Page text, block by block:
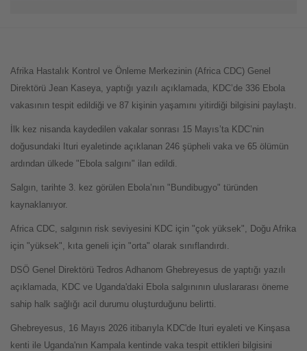
Afrika Hastalık Kontrol ve Önleme Merkezinin (Africa CDC) Genel
Direktörü Jean Kaseya, yaptığı yazılı açıklamada, KDC’de 336 Ebola
vakasının tespit edildiği ve 87 kişinin yaşamını yitirdiği bilgisini paylaştı.
İlk kez nisanda kaydedilen vakalar sonrası 15 Mayıs’ta KDC’nin
doğusundaki Ituri eyaletinde açıklanan 246 şüpheli vaka ve 65 ölümün
ardından ülkede "Ebola salgını" ilan edildi.
Salgın, tarihte 3. kez görülen Ebola’nın "Bundibugyo" türünden
kaynaklanıyor.
Africa CDC, salgının risk seviyesini KDC için "çok yüksek", Doğu Afrika
için "yüksek", kıta geneli için "orta" olarak sınıflandırdı.
DSÖ Genel Direktörü Tedros Adhanom Ghebreyesus de yaptığı yazılı
açıklamada, KDC ve Uganda'daki Ebola salgınının uluslararası öneme
sahip halk sağlığı acil durumu oluşturduğunu belirtti.
Ghebreyesus, 16 Mayıs 2026 itibarıyla KDC'de Ituri eyaleti ve Kinşasa
kenti ile Uganda'nın Kampala kentinde vaka tespit ettikleri bilgisini